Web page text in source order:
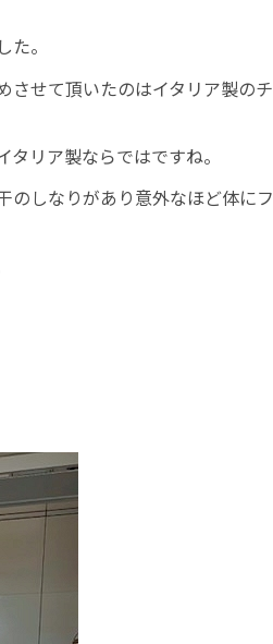
。
させて頂いたのはイタリア製のチ
リア製ならではですね。
のしなりがあり意外なほど体にフ